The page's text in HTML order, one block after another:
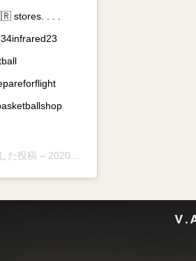
stores. . . .
た投稿 – 2020年 3月月3日午前11時39分PST